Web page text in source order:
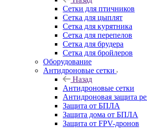
Сетки для птичников
Сетка для цыплят
Сетка для курятника
Сетка для перепелов
Сетка для брудера
Сетка для бройлеров
Оборудование
Антидроновые сетки
Назад
Антидроновые сетки
Антидроновая защита
Защита от БПЛА
Защита дома от БПЛА
Защита от FPV-дронов